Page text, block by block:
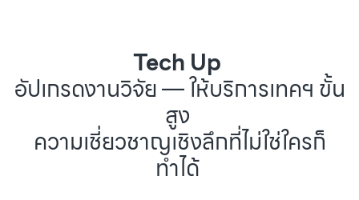
Tech Up
อัปเกรดงานวิจัย — ให้บริการเทคฯ ขั้น
สูง
ความเชี่ยวชาญเชิงลึกที่ไม่ใช่ใครก็
ทำได้